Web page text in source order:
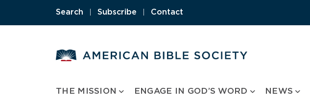
Search Subscribe Contact
THE MISSION ENGAGE IN GOD’S WORD NEWS